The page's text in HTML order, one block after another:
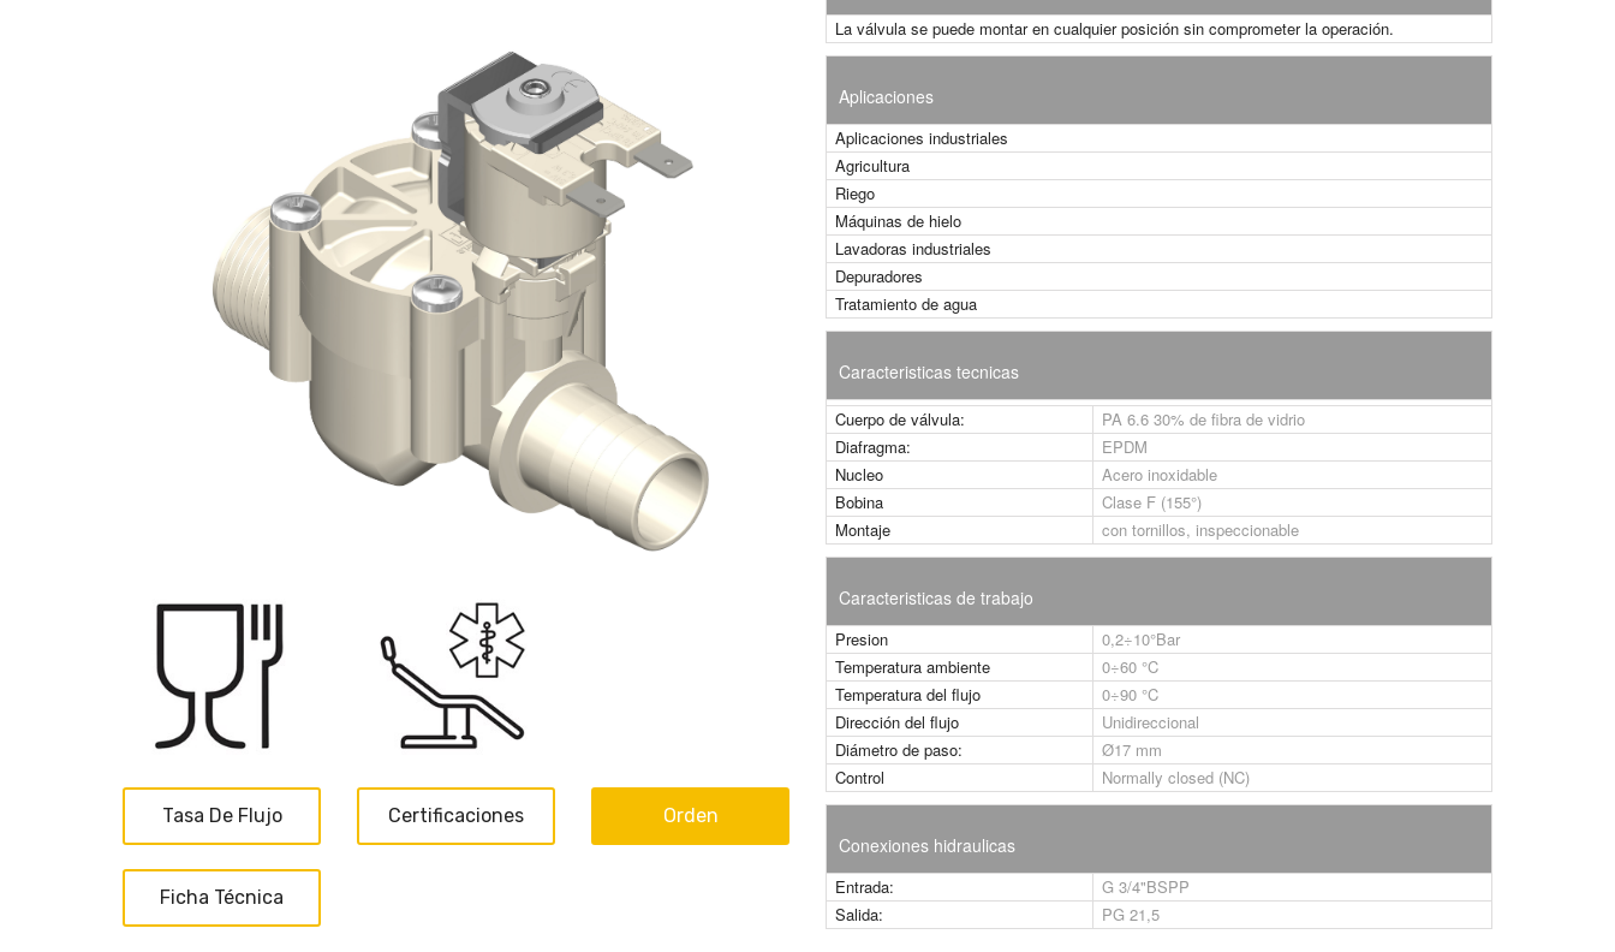
Tasa De Flujo Certificaciones Orden
Ficha Técnica
La válvula se puede montar en cualquier posición sin comprometer la operación.
Aplicaciones
Aplicaciones industriales
Agricultura
Riego
Máquinas de hielo
Lavadoras industriales
Depuradores
Tratamiento de agua
Caracteristicas tecnicas
Cuerpo de válvula:
PA 6.6 30% de fibra de vidrio
Diafragma:
EPDM
Nucleo
Acero inoxidable
Bobina
Clase F (155°)
Montaje
con tornillos, inspeccionable
Caracteristicas de trabajo
Presion
0,2÷10°Bar
Temperatura ambiente
0÷60 °C
Temperatura del flujo
0÷90 °C
Dirección del flujo
Unidireccional
Diámetro de paso:
Ø17 mm
Control
Normally closed (NC)
Conexiones hidraulicas
Entrada:
G 3/4"BSPP
Salida:
PG 21,5